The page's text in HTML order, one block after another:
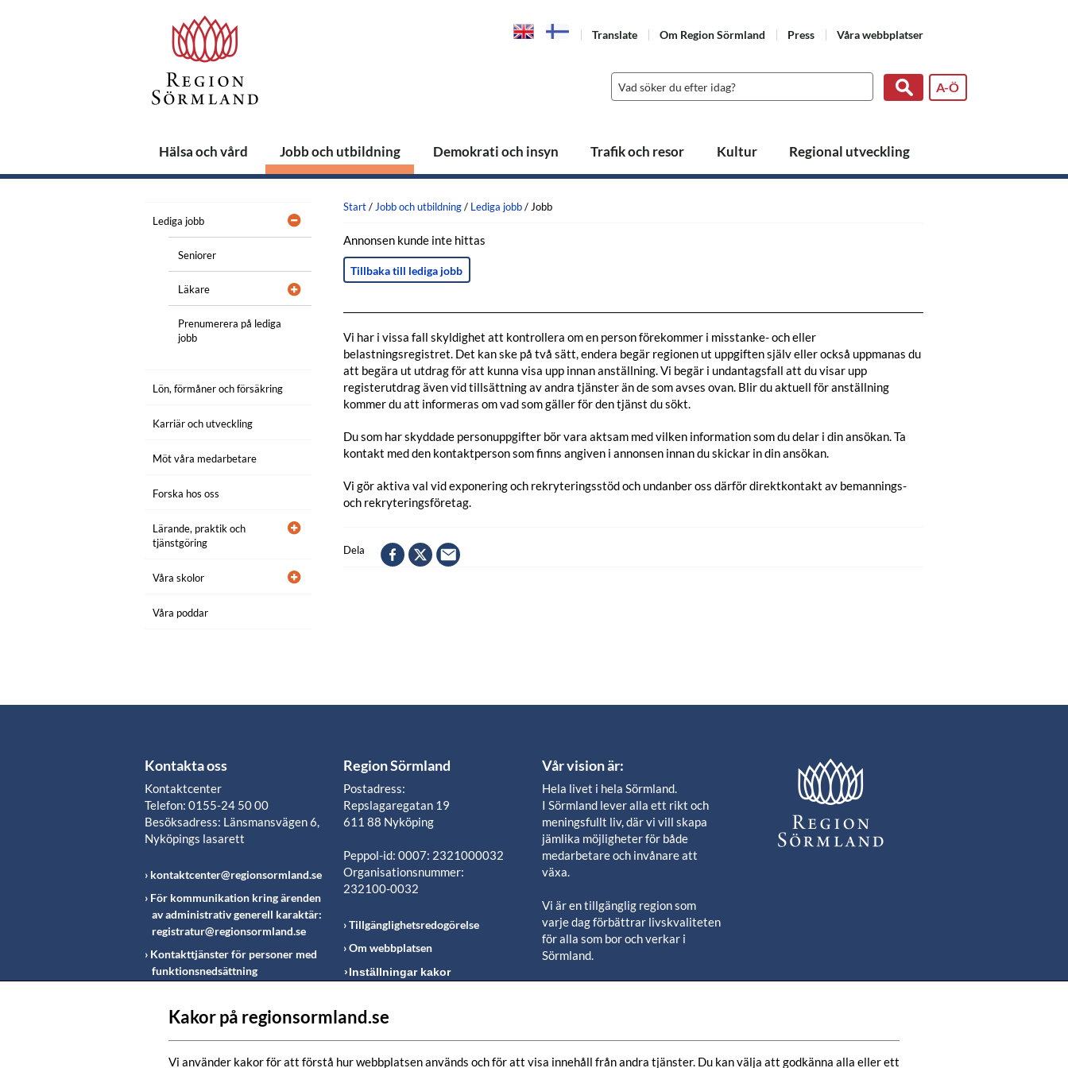
Translate Om Region Sörmland Press Våra webbplatser
A-Ö
Hälsa och vård Jobb och utbildning Demokrati och insyn Trafik och resor Kultur Regional utveckling
Lediga jobb
Seniorer
Läkare
Prenumerera på lediga
jobb
Lön, förmåner och försäkring
Karriär och utveckling
Möt våra medarbetare
Forska hos oss
Lärande, praktik och
tjänstgöring
Våra skolor
Våra poddar
Start/ Jobb och utbildning/ Lediga jobb/ Jobb
Annonsen kunde inte hittas
Tillbaka till lediga jobb
Vi har i vissa fall skyldighet att kontrollera om en person förekommer i misstanke- och eller
belastningsregistret. Det kan ske på två sätt, endera begär regionen ut uppgiften själv eller också uppmanas du
att begära ut utdrag för att kunna visa upp innan anställning. Vi begär i undantagsfall att du visar upp
registerutdrag även vid tillsättning av andra tjänster än de som avses ovan. Blir du aktuell för anställning
kommer du att informeras om vad som gäller för den tjänst du sökt.
Du som har skyddade personuppgifter bör vara aktsam med vilken information som du delar i din ansökan. Ta
kontakt med den kontaktperson som finns angiven i annonsen innan du skickar in din ansökan.
Vi gör aktiva val vid exponering och rekryteringsstöd och undanber oss därför direktkontakt av bemannings-
och rekryteringsföretag.
Dela
Kontakta oss
Kontaktcenter
Telefon: 0155-24 50 00
Besöksadress: Länsmansvägen 6,
Nyköpings lasarett
kontaktcenter@regionsormland.se
För kommunikation kring ärenden
av administrativ generell karaktär:
registratur@regionsormland.se
Kontakttjänster för personer med
funktionsnedsättning
inom Region Sörmland
Region Sörmland
Postadress:
Repslagaregatan 19
611 88 Nyköping
Peppol-id: 0007: 2321000032
Organisationsnummer:
232100-0032
Tillgänglighetsredogörelse
Om webbplatsen
Inställningar kakor
Följ oss i våra sociala
Vår vision är:
Hela livet i hela Sörmland.
I Sörmland lever alla ett rikt och
meningsfullt liv, där vi vill skapa
jämlika möjligheter för både
medarbetare och invånare att
växa.
Vi är en tillgänglig region som
varje dag förbättrar livskvaliteten
för alla som bor och verkar i
Sörmland.
län.
Kakor på regionsormland.se
Vi använder kakor för att förstå hur webbplatsen används och för att visa innehåll från andra tjänster. Du kan välja att godkänna alla eller ett